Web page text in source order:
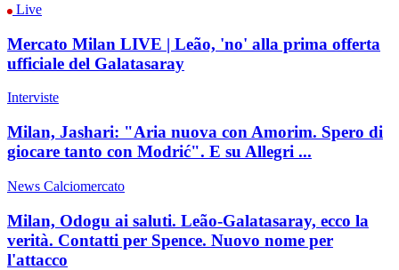
Live
Mercato Milan LIVE | Leão, 'no' alla prima offerta
ufficiale del Galatasaray
Interviste
Milan, Jashari: "Aria nuova con Amorim. Spero di
giocare tanto con Modrić". E su Allegri ...
News Calciomercato
Milan, Odogu ai saluti. Leão-Galatasaray, ecco la
verità. Contatti per Spence. Nuovo nome per
l'attacco